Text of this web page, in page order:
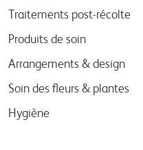
menu
Traitements post-récolte
Produits de soin
Arrangements & design
Soin des fleurs & plantes
Hygiène